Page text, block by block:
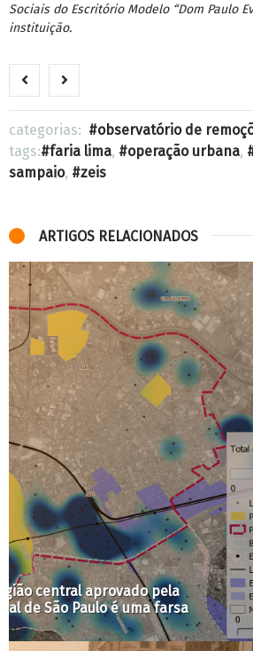
Sociais do Escritório Modelo “Dom Paulo
instituição.
categorias: observatório de
tags: faria lima, operação urbana,
sampaio, zeis
ARTIGOS RELACIONADOS
Sem justificativa, prefeitura
tarifa de transporte